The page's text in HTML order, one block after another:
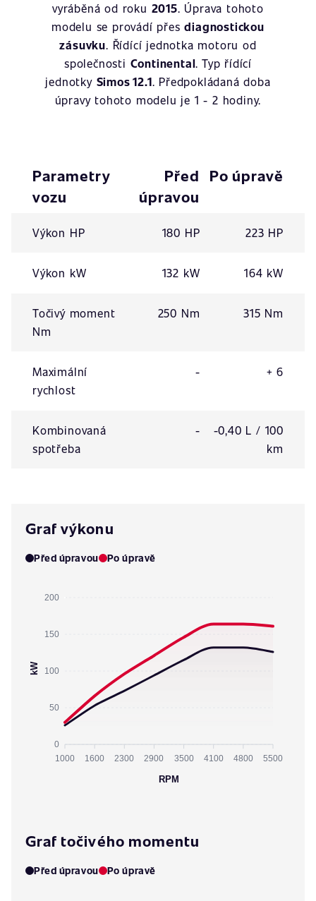
vyráběná od roku 2015. Úprava tohoto
modelu se provádí přesdiagnostickou
zásuvku. Řídící jednotka motoru od
společnosti Continental. Typ řídící
jednotky Simos 12.1. Předpokládaná doba
úpravy tohoto modelu je 1 - 2 hodiny.
Parametry
vozu
Před
úpravou
Po úpravě
Výkon HP 180 HP 223 HP
Výkon kW 132 kW 164 kW
Točivý moment
Nm
250 Nm 315 Nm
Maximální
rychlost
- + 6
Kombinovaná
spotřeba
-
-0,40 L / 100
km
Graf výkonu
Před úpravou Po úpravě
200
150
100
50
0
kW
1000 1600 2300 2900 3500 4100 4800 5500
RPM
Graf točivého momentu
Před úpravou Po úpravě